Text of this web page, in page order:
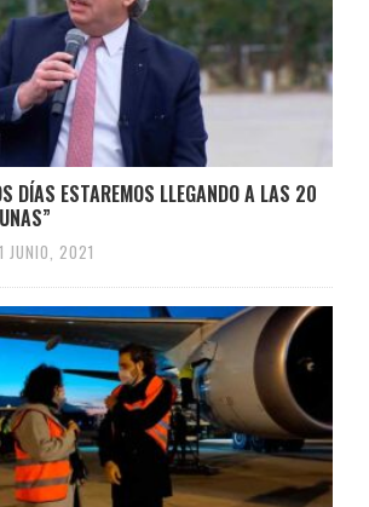
DÍAS ESTAREMOS LLEGANDO A LAS 20
1 JUNIO, 2021